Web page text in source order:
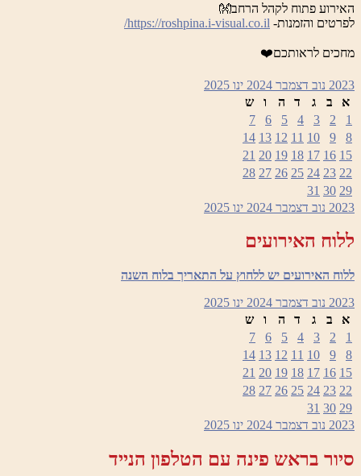
האירוע פתוח לקהל הרחב👐
לפרטים והזמנות- https://roshpina.i-visual.co.il/
מחכים לראותכם❤️
2023 נוב דצמבר 2024 ינו 2025
א
ב ג ד ה ו
ש
1
2
3
4
5
6
7
8
9
10
11
12
13
14
15
16
17
18
19
20
21
22
23
24
25
26
27
28
29
30
31
2023 נוב דצמבר 2024 ינו 2025
ללוח האירועים
ללוח האירועים יש ללחוץ על התאריך בלוח השנה
2023 נוב דצמבר 2024 ינו 2025
א
ב ג ד ה ו
ש
1
2
3
4
5
6
7
8
9
10
11
12
13
14
15
16
17
18
19
20
21
22
23
24
25
26
27
28
29
30
31
2023 נוב דצמבר 2024 ינו 2025
סיור בראש פינה עם הטלפון הנייד